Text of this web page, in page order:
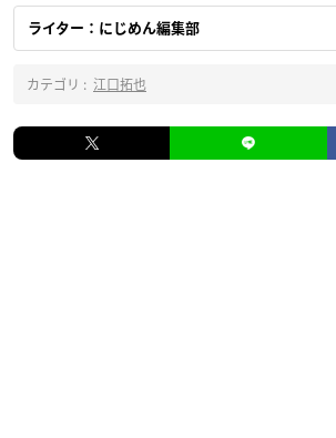
ライター：にじめん編集部
カテゴリ : 江口拓也